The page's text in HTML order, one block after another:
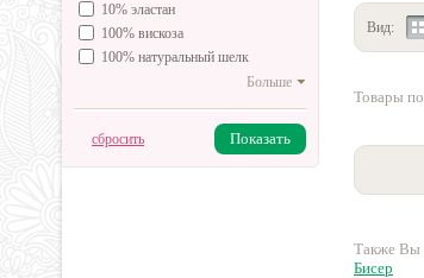
10% эластан
100% вискоза
100% натуральный шелк
Больше
сбросить Показать
Вид:
Товары
Также Вы
Бисер